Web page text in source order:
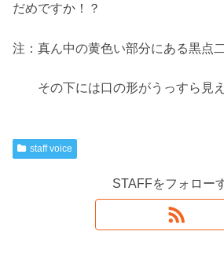
だめですか！？
注：真ん中の黄色い部分にある黒点
その下には口の形がうっすら見え
staff voice
STAFFをフォロー